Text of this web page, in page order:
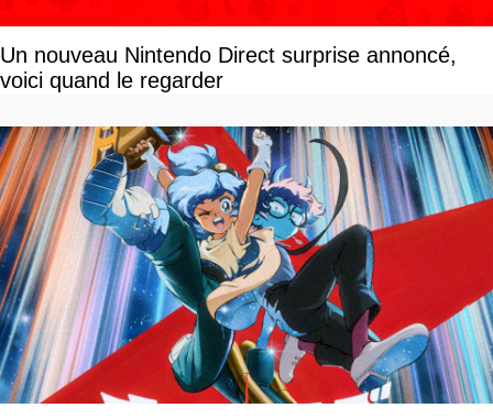
Un nouveau Nintendo Direct surprise annoncé,
voici quand le regarder